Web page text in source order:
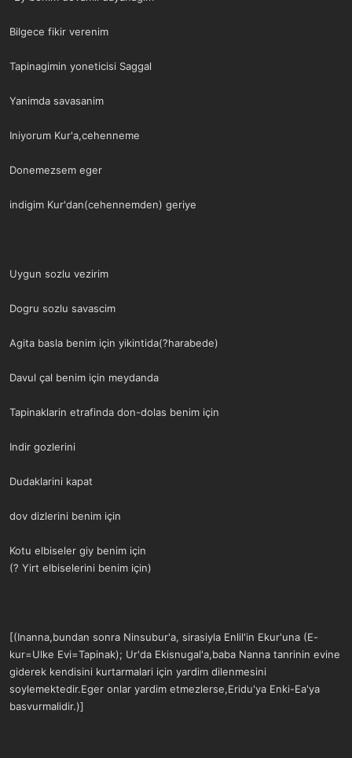
Bilgece fikir verenim
Tapinagimin yoneticisi Saggal
Yanimda savasanim
Iniyorum Kur'a,cehenneme
Donemezsem eger
indigim Kur'dan(cehennemden) geriye
Uygun sozlu vezirim
Dogru sozlu savascim
Agita basla benim için yikintida(?harabede)
Davul çal benim için meydanda
Tapinaklarin etrafinda don-dolas benim için
Indir gozlerini
Dudaklarini kapat
dov dizlerini benim için
Kotu elbiseler giy benim için
(? Yirt elbiselerini benim için)
[(Inanna,bundan sonra Ninsubur'a, sirasiyla Enlil'in Ekur'una (E-
kur=Ulke Evi=Tapinak); Ur'da Ekisnugal'a,baba Nanna tanrinin evine
giderek kendisini kurtarmalari için yardim dilenmesini
soylemektedir.Eger onlar yardim etmezlerse,Eridu'ya Enki-Ea'ya
basvurmalidir.)]